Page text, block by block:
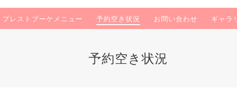
プレストブーケメニュー 予約空き状況 お問い合わせ ギャラ
予約空き状況